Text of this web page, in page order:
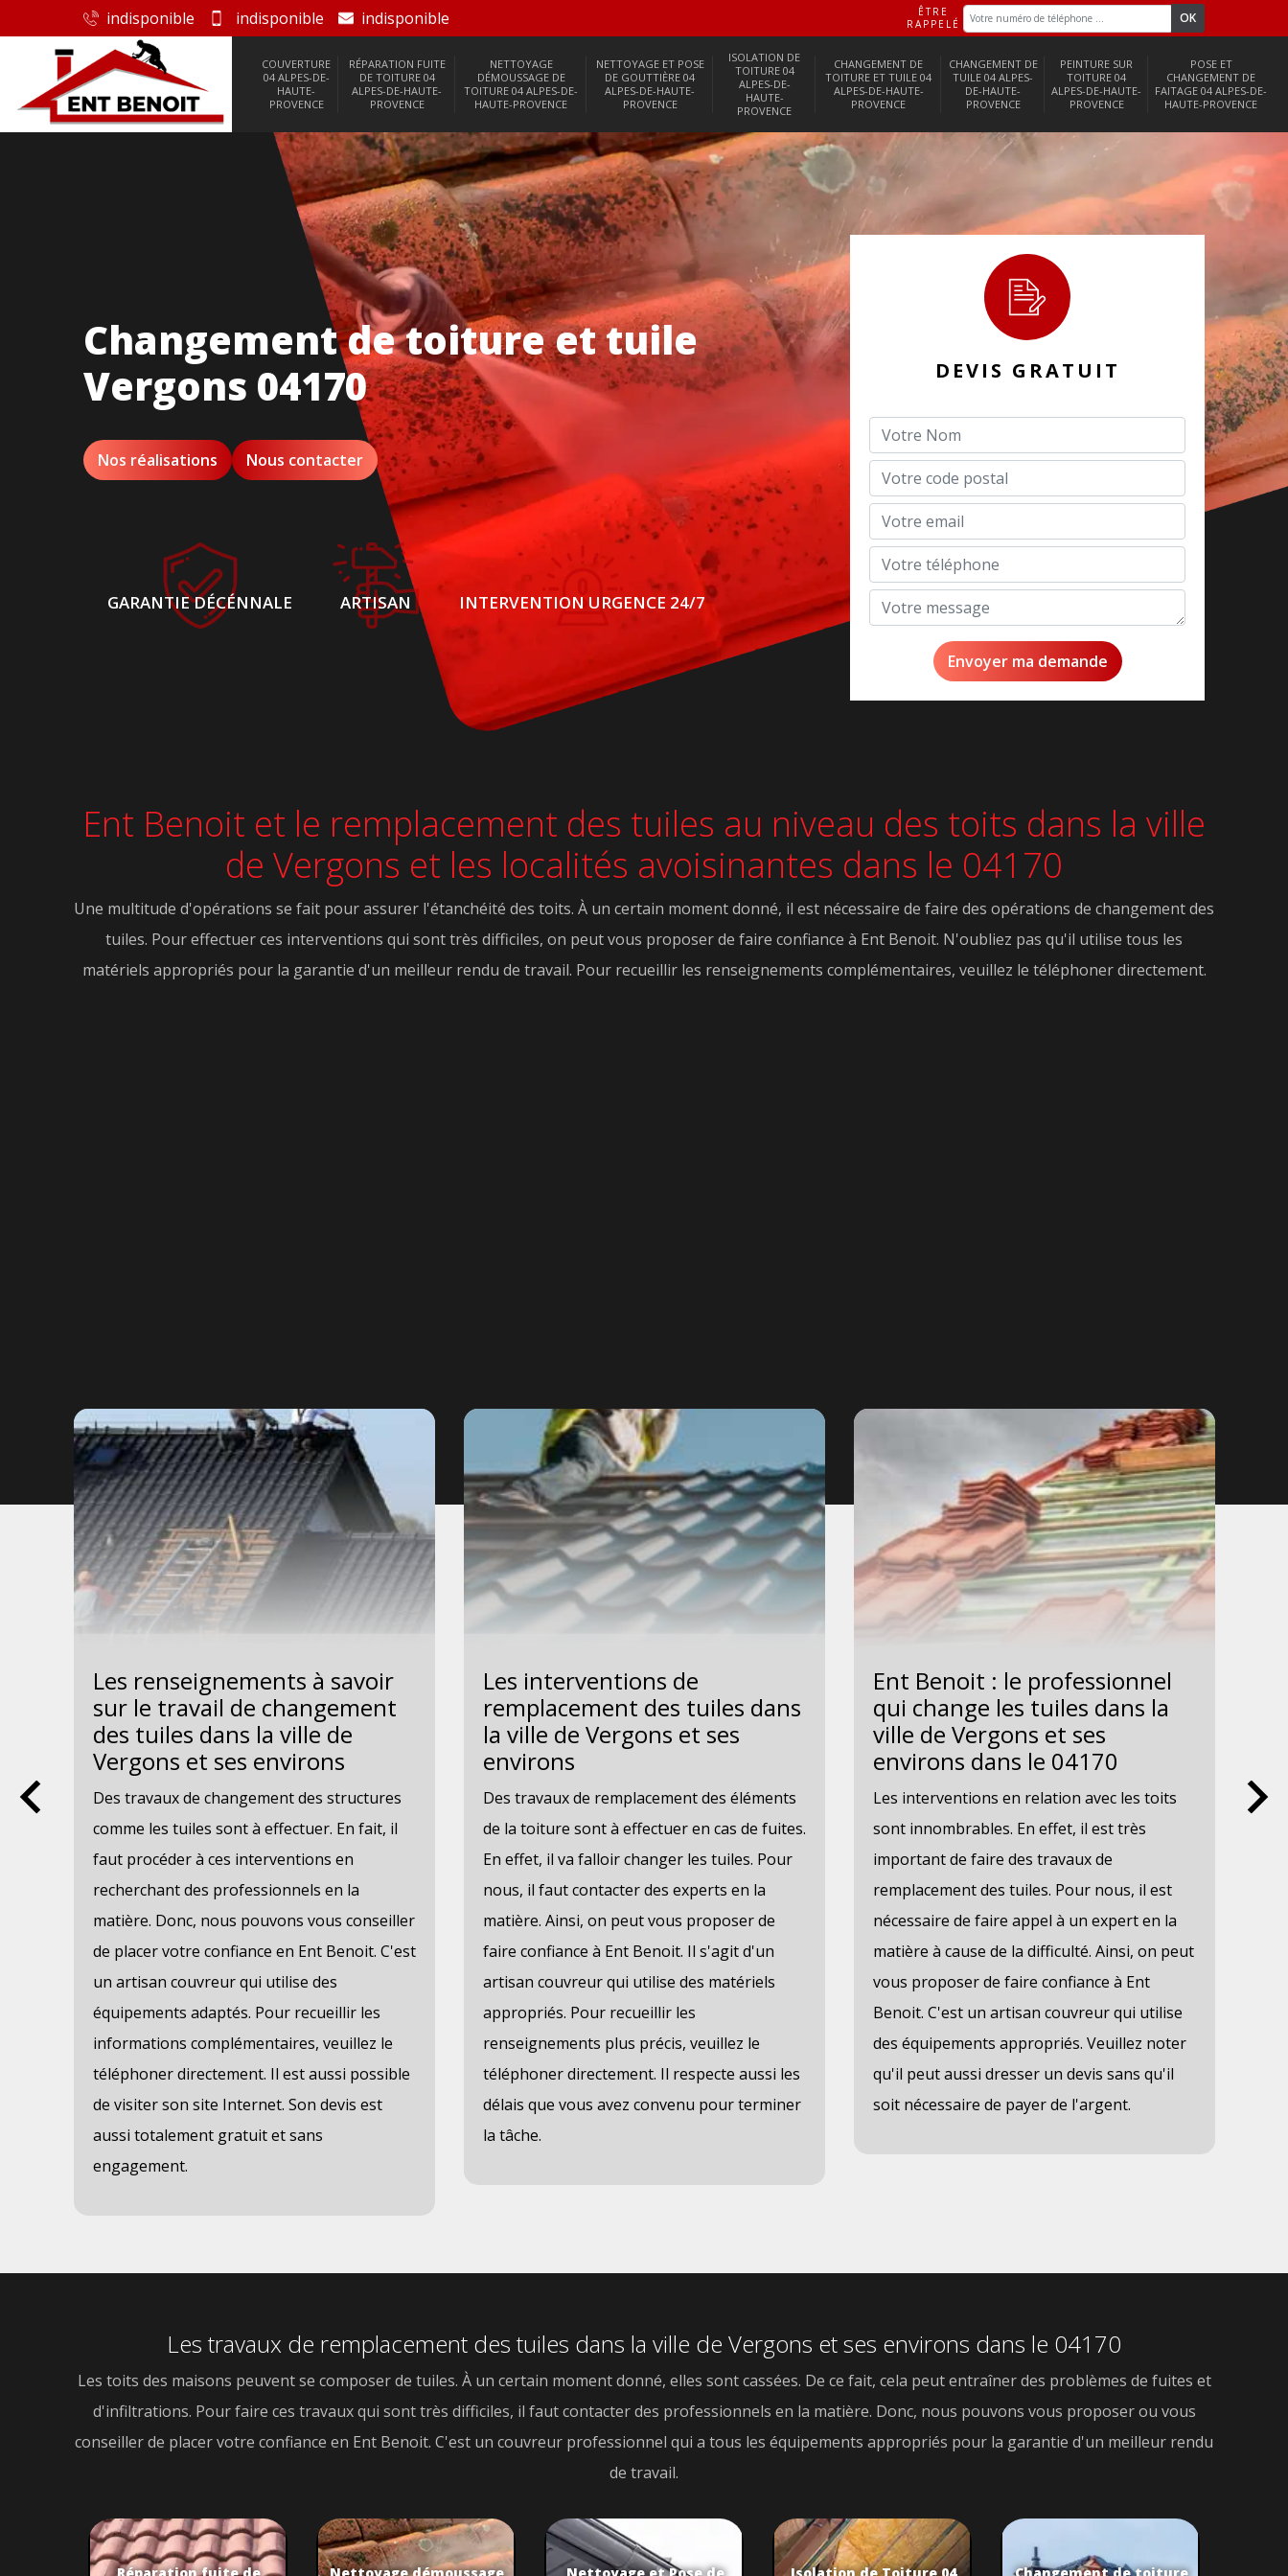
indisponible indisponible indisponible
ÊTRE
RAPPELÉ
COUVERTURE
04 ALPES-DE-
HAUTE-
PROVENCE
RÉPARATION FUITE
DE TOITURE 04
ALPES-DE-HAUTE-
PROVENCE
NETTOYAGE
DÉMOUSSAGE DE
TOITURE 04 ALPES-DE-
HAUTE-PROVENCE
NETTOYAGE ET POSE
DE GOUTTIÈRE 04
ALPES-DE-HAUTE-
PROVENCE
ISOLATION DE
TOITURE 04
ALPES-DE-
HAUTE-
PROVENCE
CHANGEMENT DE
TOITURE ET TUILE 04
ALPES-DE-HAUTE-
PROVENCE
CHANGEMENT DE
TUILE 04 ALPES-
DE-HAUTE-
PROVENCE
PEINTURE SUR
TOITURE 04
ALPES-DE-HAUTE-
PROVENCE
POSE ET
CHANGEMENT DE
FAITAGE 04 ALPES-DE-
HAUTE-PROVENCE
Changement de toiture et tuile
Vergons 04170
Nos réalisations Nous contacter
GARANTIE DÉCÉNNALE ARTISAN INTERVENTION URGENCE 24/7
DEVIS GRATUIT
Ent Benoit et le remplacement des tuiles au niveau des toits dans la ville
de Vergons et les localités avoisinantes dans le 04170
Une multitude d'opérations se fait pour assurer l'étanchéité des toits. À un certain moment donné, il est nécessaire de faire des opérations de changement des
tuiles. Pour effectuer ces interventions qui sont très difficiles, on peut vous proposer de faire confiance à Ent Benoit. N'oubliez pas qu'il utilise tous les
matériels appropriés pour la garantie d'un meilleur rendu de travail. Pour recueillir les renseignements complémentaires, veuillez le téléphoner directement.
Les renseignements à savoir
sur le travail de changement
des tuiles dans la ville de
Vergons et ses environs
Des travaux de changement des structures
comme les tuiles sont à effectuer. En fait, il
faut procéder à ces interventions en
recherchant des professionnels en la
matière. Donc, nous pouvons vous conseiller
de placer votre confiance en Ent Benoit. C'est
un artisan couvreur qui utilise des
équipements adaptés. Pour recueillir les
informations complémentaires, veuillez le
téléphoner directement. Il est aussi possible
de visiter son site Internet. Son devis est
aussi totalement gratuit et sans
engagement.
Les interventions de
remplacement des tuiles dans
la ville de Vergons et ses
environs
Des travaux de remplacement des éléments
de la toiture sont à effectuer en cas de fuites.
En effet, il va falloir changer les tuiles. Pour
nous, il faut contacter des experts en la
matière. Ainsi, on peut vous proposer de
faire confiance à Ent Benoit. Il s'agit d'un
artisan couvreur qui utilise des matériels
appropriés. Pour recueillir les
renseignements plus précis, veuillez le
téléphoner directement. Il respecte aussi les
délais que vous avez convenu pour terminer
la tâche.
Ent Benoit : le professionnel
qui change les tuiles dans la
ville de Vergons et ses
environs dans le 04170
Les interventions en relation avec les toits
sont innombrables. En effet, il est très
important de faire des travaux de
remplacement des tuiles. Pour nous, il est
nécessaire de faire appel à un expert en la
matière à cause de la difficulté. Ainsi, on peut
vous proposer de faire confiance à Ent
Benoit. C'est un artisan couvreur qui utilise
des équipements appropriés. Veuillez noter
qu'il peut aussi dresser un devis sans qu'il
soit nécessaire de payer de l'argent.
Les travaux de remplacement des tuiles dans la ville de Vergons et ses environs dans le 04170
Les toits des maisons peuvent se composer de tuiles. À un certain moment donné, elles sont cassées. De ce fait, cela peut entraîner des problèmes de fuites et
d'infiltrations. Pour faire ces travaux qui sont très difficiles, il faut contacter des professionnels en la matière. Donc, nous pouvons vous proposer ou vous
conseiller de placer votre confiance en Ent Benoit. C'est un couvreur professionnel qui a tous les équipements appropriés pour la garantie d'un meilleur rendu
de travail.